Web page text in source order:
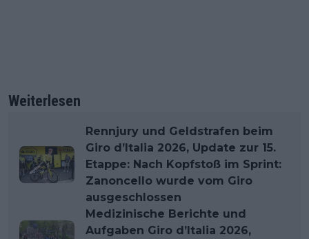
Weiterlesen
Rennjury und Geldstrafen beim
Giro d’Italia 2026, Update zur 15.
Etappe: Nach Kopfstoß im Sprint:
Zanoncello wurde vom Giro
ausgeschlossen
Medizinische Berichte und
Aufgaben Giro d’Italia 2026,